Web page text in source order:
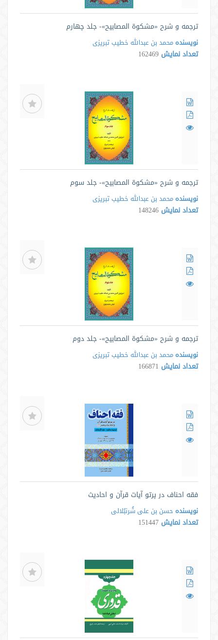
ترجمه و شرح «مشکوة المصابیح»- جلد چهارم
نویسنده محمد بن عبدالله خطیب تبریزی
تعداد نمایش 162469
ترجمه و شرح «مشکوة المصابیح»- جلد سوم
نویسنده محمد بن عبدالله خطیب تبریزی
تعداد نمایش 148246
ترجمه و شرح «مشکوة المصابیح»- جلد دوم
نویسنده محمد بن عبدالله خطیب تبریزی
تعداد نمایش 166871
فقه احناف در پرتو آیات قرآن و احادیث
نویسنده حسن بن علی شُرنبُلالی
تعداد نمایش 151447